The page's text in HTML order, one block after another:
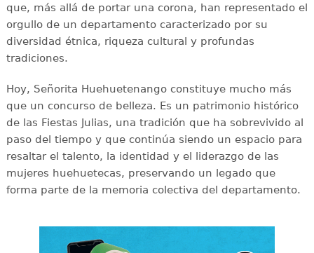
que, más allá de portar una corona, han representado el
orgullo de un departamento caracterizado por su
diversidad étnica, riqueza cultural y profundas
tradiciones.
Hoy, Señorita Huehuetenango constituye mucho más
que un concurso de belleza. Es un patrimonio histórico
de las Fiestas Julias, una tradición que ha sobrevivido al
paso del tiempo y que continúa siendo un espacio para
resaltar el talento, la identidad y el liderazgo de las
mujeres huehuetecas, preservando un legado que
forma parte de la memoria colectiva del departamento.